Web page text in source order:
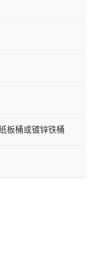
板桶或镀锌铁桶